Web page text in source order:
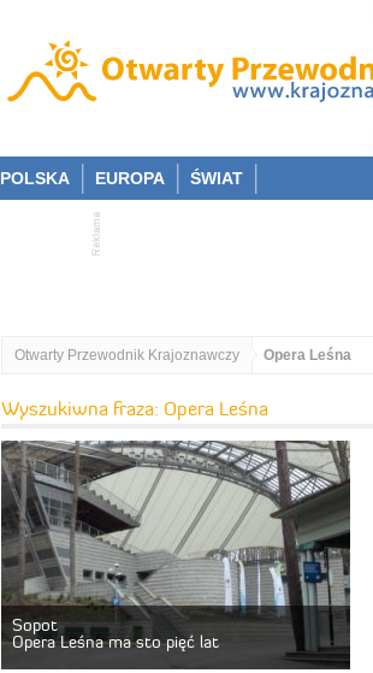
POLSKA EUROPA ŚWIAT
Otwarty Przewodnik Krajoznawczy Opera Leśna
Wyszukiwna fraza: Opera Leśna
Sopot
Opera Leśna ma sto pięć lat